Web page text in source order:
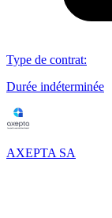
Type de contrat:
Durée indéterminée
AXEPTA SA